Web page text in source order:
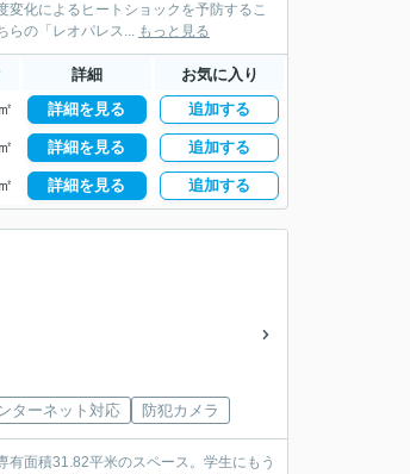
化によるヒートショックを予防するこ
らの「レオパレス... もっと見る
詳細 お気に入り
詳細を見る 追加する
詳細を見る 追加する
詳細を見る 追加する
ターネット対応 防犯カメラ
面積31.82平米のスペース。学生にもう